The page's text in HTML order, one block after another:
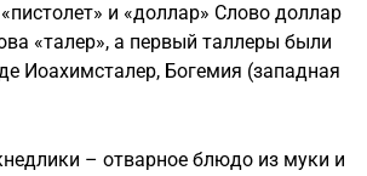
«пистолет» и «доллар» Слово доллар
«талер», а первый таллеры были
Иоахимсталер, Богемия (западная
– отварное блюдо из муки и